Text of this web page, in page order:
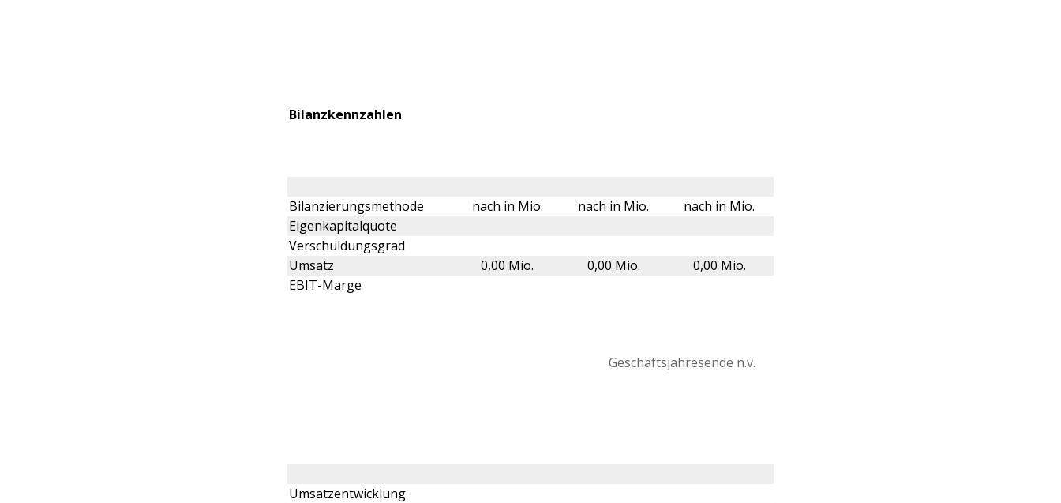
Bilanzkennzahlen
Bilanzierungsmethode nach in Mio. nach in Mio.
nach in Mio.
Eigenkapitalquote
Verschuldungsgrad
Umsatz
0,00 Mio. 0,00 Mio.
0,00 Mio.
EBIT-Marge
Geschäftsjahresende n.v.
Umsatzentwicklung